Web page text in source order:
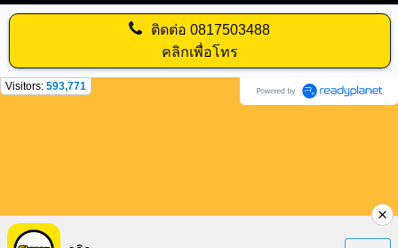
ติดต่อ0817503488
คลิกเพื่อโทร
Visitors: 593,771